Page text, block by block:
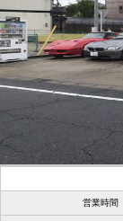
営業時間